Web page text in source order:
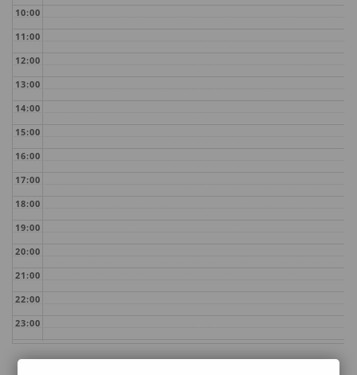
10:00
11:00
12:00
13:00
14:00
15:00
16:00
17:00
18:00
19:00
20:00
21:00
22:00
23:00